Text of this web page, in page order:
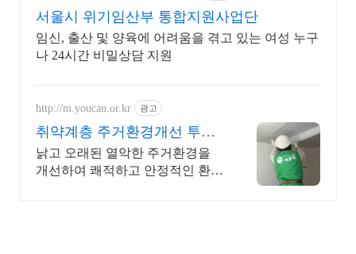
서울시 위기임산부 통합지원사업단
임신, 출산 및 양육에 어려움을 겪고 있는 여성 누구
나 24시간 비밀상담 지원
http://m.youcan.or.kr 광고
취약계층 주거환경개선 투명
경영 NGO
낡고 오래된 열악한 주거환경을
개선하여 쾌적하고 안정적인 환경